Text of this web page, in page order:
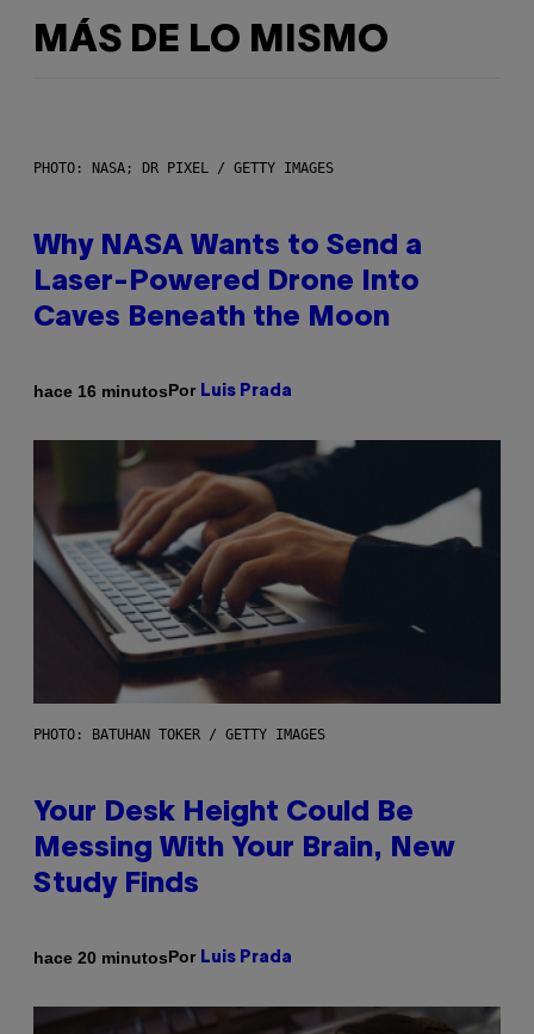
MÁS DE LO MISMO
PHOTO: NASA; DR PIXEL / GETTY IMAGES
Why NASA Wants to Send a
Laser-Powered Drone Into
Caves Beneath the Moon
hace 16 minutosPor Luis Prada
PHOTO: BATUHAN TOKER / GETTY IMAGES
Your Desk Height Could Be
Messing With Your Brain, New
Study Finds
hace 20 minutosPor Luis Prada